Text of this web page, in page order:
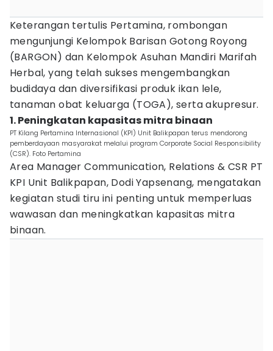
Keterangan tertulis Pertamina, rombongan
mengunjungi Kelompok Barisan Gotong Royong
(BARGON) dan Kelompok Asuhan Mandiri Marifah
Herbal, yang telah sukses mengembangkan
budidaya dan diversifikasi produk ikan lele,
tanaman obat keluarga (TOGA), serta akupresur.
1. Peningkatan kapasitas mitra binaan
PT Kilang Pertamina Internasional (KPI) Unit Balikpapan terus mendorong
pemberdayaan masyarakat melalui program Corporate Social Responsibility
(CSR). Foto Pertamina
Area Manager Communication, Relations & CSR PT
KPI Unit Balikpapan, Dodi Yapsenang, mengatakan
kegiatan studi tiru ini penting untuk memperluas
wawasan dan meningkatkan kapasitas mitra
binaan.